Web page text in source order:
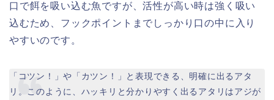
口で餌を吸い込む魚ですが、活性が高い時は強く吸い
込むため、フックポイントまでしっかり口の中に入り
やすいのです。
「コツン！」や「カツン！」と表現できる、明確に出るアタ
リ。このように、ハッキリと分かりやすく出るアタリはアジが